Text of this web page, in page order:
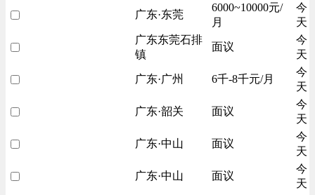
广东·东莞
6000~10000元/
月
今
天
广东东莞石排
镇
面议
今
天
广东·广州 6千-8千元/月
今
天
广东·韶关 面议
今
天
广东·中山 面议
今
天
广东·中山 面议
今
天